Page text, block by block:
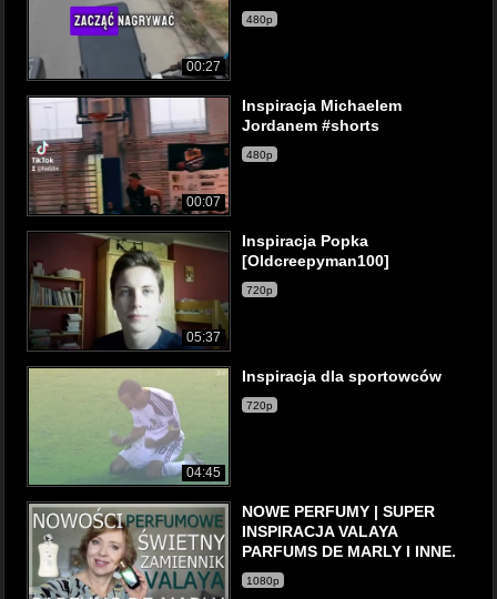
00:27
480p
00:07
Inspiracja Michaelem
Jordanem #shorts
480p
05:37
Inspiracja Popka
[Oldcreepyman100]
720p
04:45
Inspiracja dla sportowców
720p
NOWE PERFUMY | SUPER
INSPIRACJA VALAYA
PARFUMS DE MARLY I INNE.
1080p